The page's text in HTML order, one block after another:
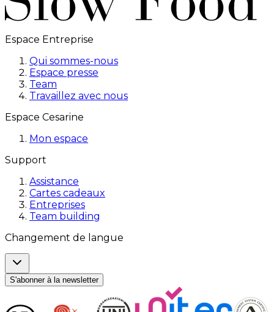
Espace Entreprise
Qui sommes-nous
Espace presse
Team
Travaillez avec nous
Espace Cesarine
Mon espace
Support
Assistance
Cartes cadeaux
Entreprises
Team building
Changement de langue
S'abonner à la newsletter